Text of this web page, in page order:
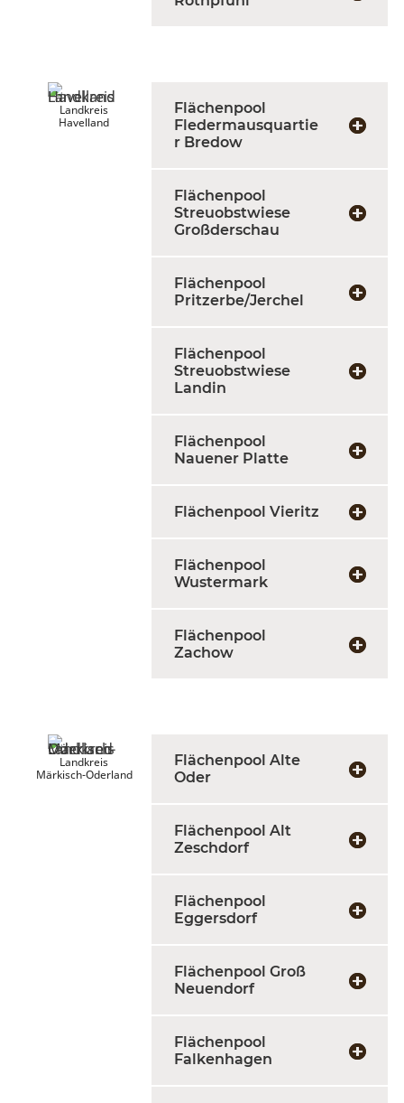
Landkreis
Havelland
Flächenpool
Fledermausquartie
r Bredow
Flächenpool
Streuobstwiese
Großderschau
Flächenpool
Pritzerbe/Jerchel
Flächenpool
Streuobstwiese
Landin
Flächenpool
Nauener Platte
Flächenpool Vieritz
Flächenpool
Wustermark
Flächenpool
Zachow
Landkreis
Märkisch-Oderland
Flächenpool Alte
Oder
Flächenpool Alt
Zeschdorf
Flächenpool
Eggersdorf
Flächenpool Groß
Neuendorf
Flächenpool
Falkenhagen